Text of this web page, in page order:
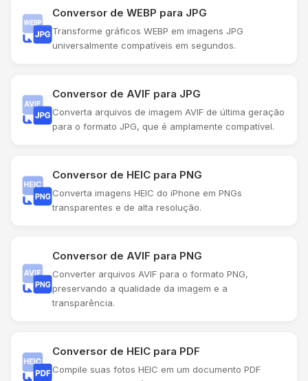
Conversor de WEBP para JPG
Transforme gráficos WEBP em imagens JPG
universalmente compatíveis em segundos.
Conversor de AVIF para JPG
Converta arquivos de imagem AVIF de última geração
para o formato JPG, que é amplamente compatível.
Conversor de HEIC para PNG
Converta imagens HEIC do iPhone em PNGs
transparentes e de alta resolução.
Conversor de AVIF para PNG
Converter arquivos AVIF para o formato PNG,
preservando a qualidade da imagem e a
transparência.
Conversor de HEIC para PDF
Compile suas fotos HEIC em um documento PDF